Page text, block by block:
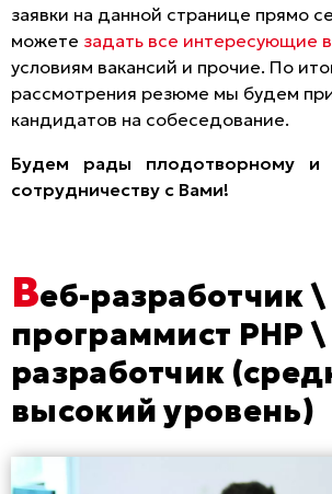
заявки на данной странице прямо
можете задать все интересующие
условиям вакансий и прочие. По
рассмотрения резюме мы будем
кандидатов на собеседование.
Будем рады плодотворному и
сотрудничеству с Вами!
Веб-разработчик \
программист PHP \
разработчик
высокий уровень)